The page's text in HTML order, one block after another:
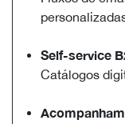
Self-service
Catálogos